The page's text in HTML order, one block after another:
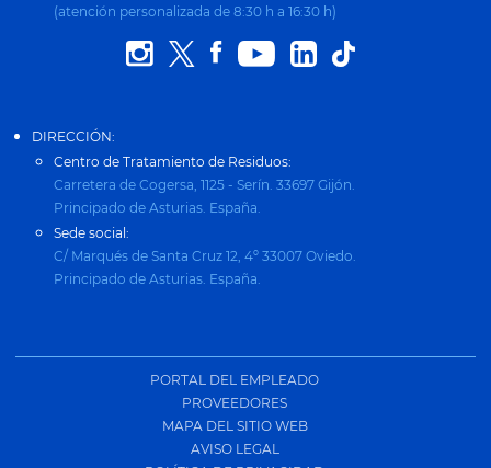
(atención personalizada de 8:30 h a 16:30 h)
DIRECCIÓN:
Centro de Tratamiento de Residuos:
Carretera de Cogersa, 1125 - Serín. 33697 Gijón.
Principado de Asturias. España.
Sede social:
C/ Marqués de Santa Cruz 12, 4º 33007 Oviedo.
Principado de Asturias. España.
PORTAL DEL EMPLEADO
PROVEEDORES
MAPA DEL SITIO WEB
AVISO LEGAL